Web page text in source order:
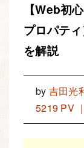
【Web初
プロパテ
を解説
by 吉田光
5219 PV